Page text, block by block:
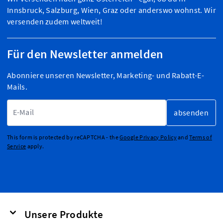
Innsbruck, Salzburg, Wien, Graz oder anderswo wohnst. Wir
versenden zudem weltweit!
Für den Newsletter anmelden
Abonniere unseren Newsletter, Marketing- und Rabatt-E-
Mails.
absenden
This form is protected by reCAPTCHA - theGoogle Privacy PolicyandTerms of
Service apply.
Unsere Produkte